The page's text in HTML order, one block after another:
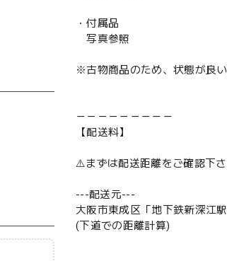
・付属品
写真参照
※古物商品のため、状態が良
－－－－－－－－－
【配送料】
⚠️まずは配送距離をご確認下さ
---配送元---
大阪市東成区「地下鉄新深江駅
(下道での距離計算)